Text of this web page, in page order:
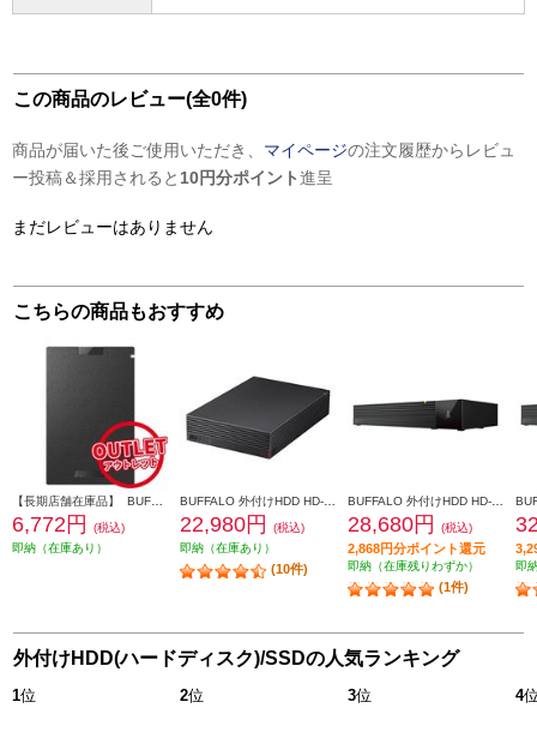
この商品のレビュー(全0件)
商品が届いた後ご使用いただき、 マイページの注文履歴からレビュ
ー投稿＆採用されると 10円分ポイント進呈
まだレビューはありません
こちらの商品もおすすめ
6,772円
(税込)
即納（在庫あり）
22,980円
(税込)
即納（在庫あり）
(10件)
28,680円 (税込)
2,868円分ポイント還元
即納（在庫残りわずか）
(1件)
即
外付けHDD(ハードディスク)/SSDの人気ランキング
1位 2位 3位 4